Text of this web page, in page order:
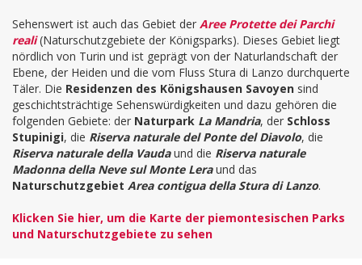
Sehenswert ist auch das Gebiet der Aree Protette dei Parchi
reali(Naturschutzgebiete der Königsparks). Dieses Gebiet liegt
nördlich von Turin und ist geprägt von der Naturlandschaft der
Ebene, der Heiden und die vom Fluss Stura di Lanzo durchquerte
Täler. Die Residenzen des Königshausen Savoyen sind
geschichtsträchtige Sehenswürdigkeiten und dazu gehören die
folgenden Gebiete: der Naturpark La Mandria, der Schloss
Stupinigi, die Riserva naturale del Ponte del Diavolo, die
Riserva naturale della Vaudaund die Riserva naturale
Madonna della Neve sul Monte Leraund das
Naturschutzgebiet Area contigua della Stura di Lanzo.
Klicken Sie hier, um die Karte der piemontesischen Parks
und Naturschutzgebiete zu sehen